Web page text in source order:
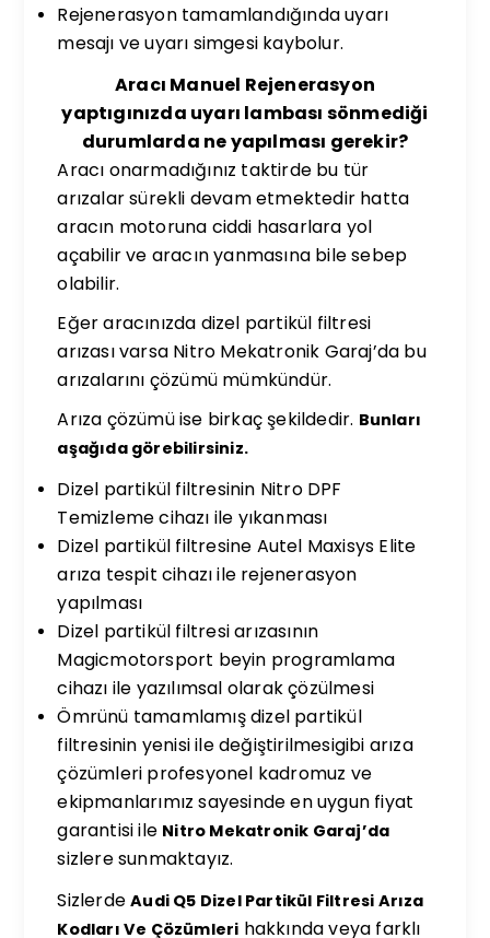
Rejenerasyon tamamlandığında uyarı
mesajı ve uyarı simgesi kaybolur.
Aracı Manuel Rejenerasyon
yaptıgınızda uyarı lambası sönmediği
durumlarda ne yapılması gerekir?
Aracı onarmadığınız taktirde bu tür
arızalar sürekli devam etmektedir hatta
aracın motoruna ciddi hasarlara yol
açabilir ve aracın yanmasına bile sebep
olabilir.
Eğer aracınızda dizel partikül filtresi
arızası varsa Nitro Mekatronik Garaj’da bu
arızalarını çözümü mümkündür.
Arıza çözümü ise birkaç şekildedir. Bunları
aşağıda görebilirsiniz.
Dizel partikül filtresinin Nitro DPF
Temizleme cihazı ile yıkanması
Dizel partikül filtresine Autel Maxisys Elite
arıza tespit cihazı ile rejenerasyon
yapılması
Dizel partikül filtresi arızasının
Magicmotorsport beyin programlama
cihazı ile yazılımsal olarak çözülmesi
Ömrünü tamamlamış dizel partikül
filtresinin yenisi ile değiştirilmesigibi arıza
çözümleri profesyonel kadromuz ve
ekipmanlarımız sayesinde en uygun fiyat
garantisi ile Nitro Mekatronik Garaj’da
sizlere sunmaktayız.
SizlerdeAudi Q5 Dizel Partikül Filtresi Arıza
Kodları Ve Çözümleri hakkında veya farklı